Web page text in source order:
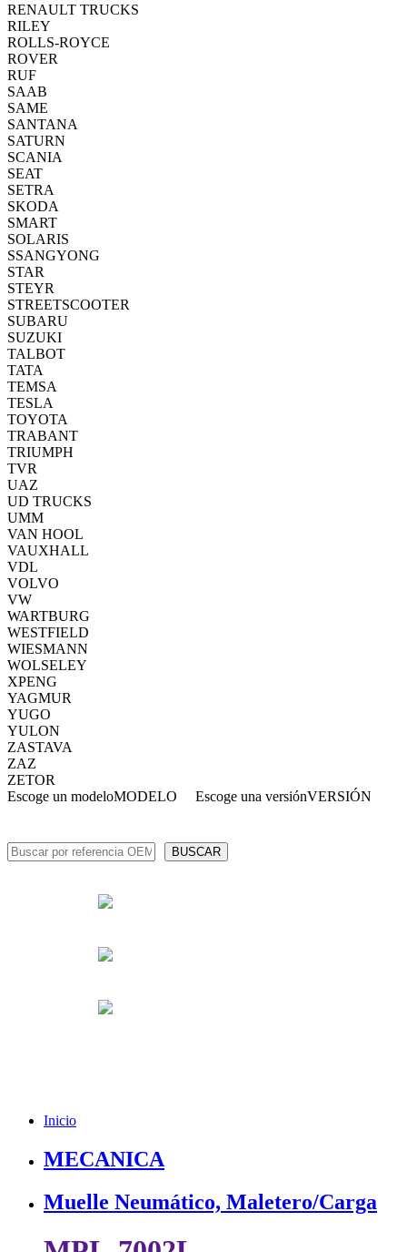
RENAULT TRUCKS
RILEY
ROLLS-ROYCE
ROVER
RUF
SAAB
SAME
SANTANA
SATURN
SCANIA
SEAT
SETRA
SKODA
SMART
SOLARIS
SSANGYONG
STAR
STEYR
STREETSCOOTER
SUBARU
SUZUKI
TALBOT
TATA
TEMSA
TESLA
TOYOTA
TRABANT
TRIUMPH
TVR
UAZ
UD TRUCKS
UMM
VAN HOOL
VAUXHALL
VDL
VOLVO
VW
WARTBURG
WESTFIELD
WIESMANN
WOLSELEY
XPENG
YAGMUR
YUGO
YULON
ZASTAVA
ZAZ
ZETOR
Escoge un modeloMODELO Escoge una versiónVERSIÓN
Inicio
MECANICA
Muelle Neumático, Maletero/Carga